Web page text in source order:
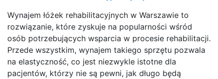
Wynajem łóżek rehabilitacyjnych w Warszawie to
rozwiązanie, które zyskuje na popularności wśród
osób potrzebujących wsparcia w procesie rehabilitacji.
Przede wszystkim, wynajem takiego sprzętu pozwala
na elastyczność, co jest niezwykle istotne dla
pacjentów, którzy nie są pewni, jak długo będą